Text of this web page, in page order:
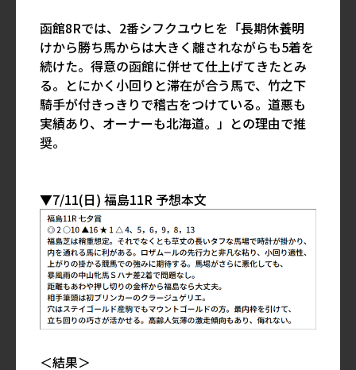
函館8Rでは、2番シフクユウヒを「長期休養明
けから勝ち馬からは大きく離されながらも5着を
続けた。得意の函館に併せて仕上げてきたとみ
る。とにかく小回りと滞在が合う馬で、竹之下
騎手が付きっきりで稽古をつけている。道悪も
実績あり、オーナーも北海道。」との理由で推
奨。
▼7/11(日) 福島11R 予想本文
＜結果＞